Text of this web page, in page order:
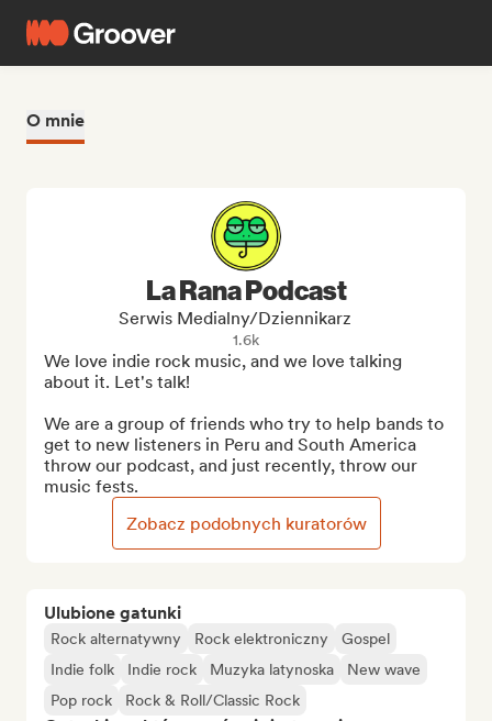
O mnie
Ulubione gatunki
Rock alternatywny Rock elektroniczny
Gospel
Indie folk
Indie rock Muzyka latynoska
New wave
Pop rock
Rock & Roll/Classic Rock
La Rana Podcast
Serwis Medialny/Dziennikarz
1.6k
We love indie rock music, and we love talking
about it. Let's talk!
We are a group of friends who try to help bands to
get to new listeners in Peru and South America
throw our podcast, and just recently, throw our
music fests.
Zobacz podobnych kuratorów